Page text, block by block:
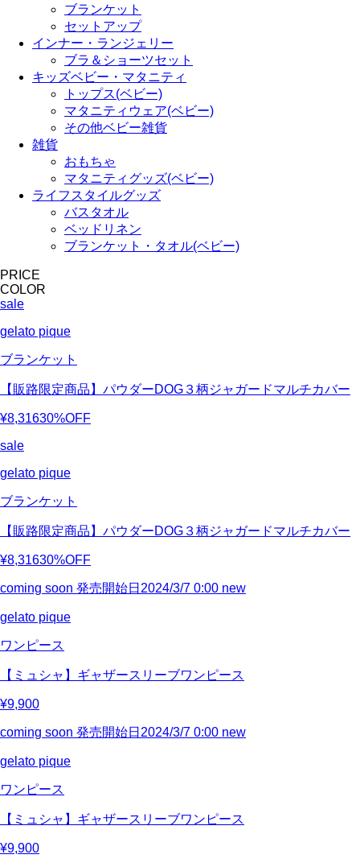
ブランケット
セットアップ
インナー・ランジェリー
ブラ＆ショーツセット
キッズベビー・マタニティ
トップス(ベビー)
マタニティウェア(ベビー)
その他ベビー雑貨
雑貨
おもちゃ
マタニティグッズ(ベビー)
ライフスタイルグッズ
バスタオル
ベッドリネン
ブランケット・タオル(ベビー)
PRICE
COLOR
sale
gelato pique
ブランケット
【販路限定商品】パウダーDOG３柄ジャガードマルチカバー
¥8,31630%OFF
sale
gelato pique
ブランケット
【販路限定商品】パウダーDOG３柄ジャガードマルチカバー
¥8,31630%OFF
coming soon 発売開始日2024/3/7 0:00 new
gelato pique
ワンピース
【ミュシャ】ギャザースリーブワンピース
¥9,900
coming soon 発売開始日2024/3/7 0:00 new
gelato pique
ワンピース
【ミュシャ】ギャザースリーブワンピース
¥9,900